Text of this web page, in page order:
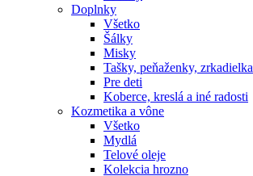
Doplnky
Všetko
Šálky
Misky
Tašky, peňaženky, zrkadielka
Pre deti
Koberce, kreslá a iné radosti
Kozmetika a vône
Všetko
Mydlá
Telové oleje
Kolekcia hrozno